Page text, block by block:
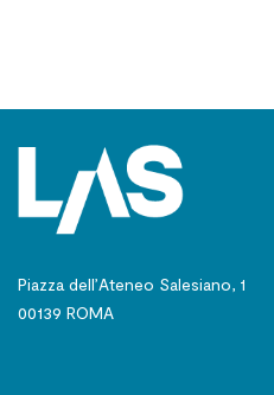
Piazza dell’Ateneo Salesiano, 1
00139 ROMA